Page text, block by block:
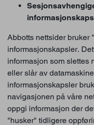
Abbotts nettsider bruker
informasjonskapsler.
informasjon som slettes
eller slår av
informasjonskapsler
navigasjonen på våre
oppgi informasjon der
"husker" tidligere